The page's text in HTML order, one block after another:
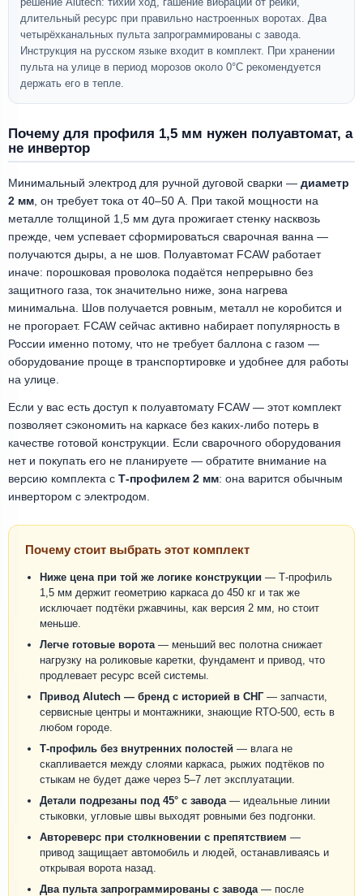
длительный ресурс при правильно настроенных воротах. Два
четырёхканальных пульта запрограммированы с завода.
Инструкция на русском языке входит в комплект. При хранении
пульта на улице в период морозов около 0°C рекомендуется
держать его в тепле.
Почему для профиля 1,5 мм нужен полуавтомат, а
не инвертор
Минимальный электрод для ручной дуговой сварки — диаметр
2 мм , он требует тока от 40–50 А. При такой мощности на
металле толщиной 1,5 мм дуга прожигает стенку насквозь
прежде, чем успевает сформироваться сварочная ванна —
получаются дыры, а не шов. Полуавтомат FCAW работает
иначе: порошковая проволока подаётся непрерывно без
защитного газа, ток значительно ниже, зона нагрева
минимальна. Шов получается ровным, металл не коробится и
не прогорает. FCAW сейчас активно набирает популярность в
России именно потому, что не требует баллона с газом —
оборудование проще в транспортировке и удобнее для работы
на улице.
Если у вас есть доступ к полуавтомату FCAW — этот комплект
позволяет сэкономить на каркасе без каких-либо потерь в
качестве готовой конструкции. Если сварочного оборудования
нет и покупать его не планируете — обратите внимание на
версию комплекта с Т-профилем 2 мм: она варится обычным
инвертором с электродом.
Почему стоит выбрать этот комплект
Ниже цена при той же логике конструкции — Т-профиль
1,5 мм держит геометрию каркаса до 450 кг и так же
исключает подтёки ржавчины, как версия 2 мм, но стоит
меньше.
Легче готовые ворота— меньший вес полотна снижает
нагрузку на роликовые каретки, фундамент и привод, что
продлевает ресурс всей системы.
Привод Alutech — бренд с историей в СНГ— запчасти,
сервисные центры и монтажники, знающие RTO-500, есть в
любом городе.
Т-профиль без внутренних полостей — влага не
скапливается между слоями каркаса, рыжих подтёков по
стыкам не будет даже через 5–7 лет эксплуатации.
Детали подрезаны под 45° с завода— идеальные линии
стыковки, угловые швы выходят ровными без подгонки.
Автореверс при столкновении с препятствием —
привод защищает автомобиль и людей, останавливаясь и
открывая ворота назад.
Два пульта запрограммированы с завода— после